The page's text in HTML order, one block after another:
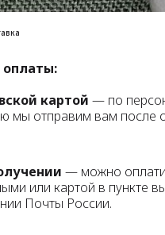
оплаты:
картой — по
мы отправим вам после
— можно
или картой в пункте
Почты России.